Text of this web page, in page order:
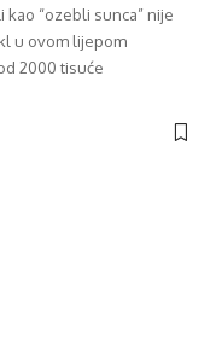
“ozebli sunca” nije
u ovom lijepom
2000 tisuće